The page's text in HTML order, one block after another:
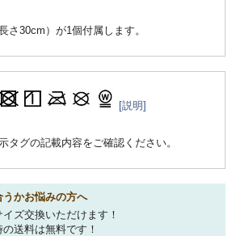
さ30cm）が1個付属します。
[説明]
タグの記載内容をご確認ください。
うかお悩みの方へ
イズ交換いただけます！
の送料は無料です！